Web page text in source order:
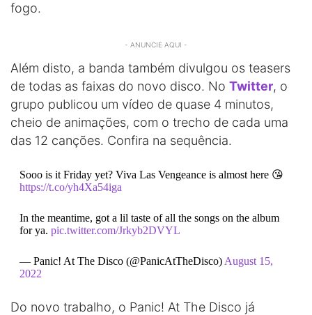
fogo.
- ANUNCIE AQUI -
Além disto, a banda também divulgou os teasers
de todas as faixas do novo disco. No Twitter, o
grupo publicou um vídeo de quase 4 minutos,
cheio de animações, com o trecho de cada uma
das 12 canções. Confira na sequência.
Sooo is it Friday yet? Viva Las Vengeance is almost here 😘
https://t.co/yh4Xa54iga
In the meantime, got a lil taste of all the songs on the album
for ya. pic.twitter.com/Jrkyb2DVYL
— Panic! At The Disco (@PanicAtTheDisco) August 15,
2022
Do novo trabalho, o Panic! At The Disco já